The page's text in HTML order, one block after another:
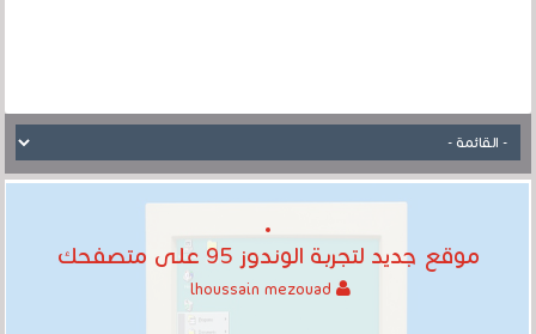
موقع جديد لتجربة الوندوز 95 على متصفحك